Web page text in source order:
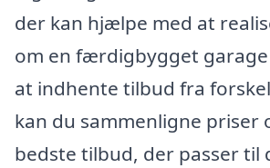
der kan hjælpe med at
om en færdigbygget
at indhente tilbud fra
kan du sammenligne priser
bedste tilbud, der passer til